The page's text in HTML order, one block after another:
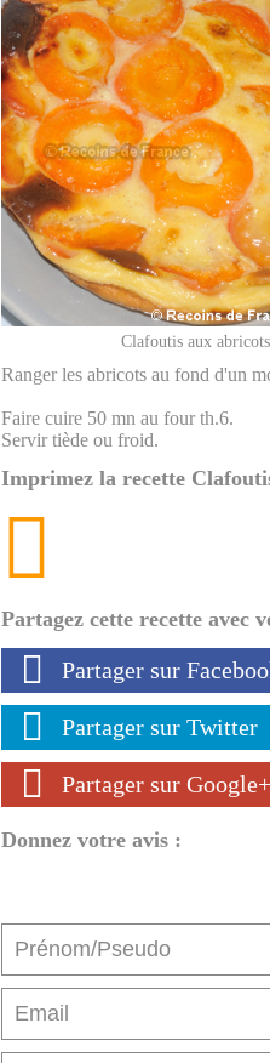
Clafoutis aux abricots
Ranger les abricots au fond d'un
Faire cuire 50 mn au four th.6.
Servir tiède ou froid.
Imprimez la recette
Partagez cette recette avec
Partager sur
Partager sur Twitter
Partager sur Google+
Donnez votre avis :